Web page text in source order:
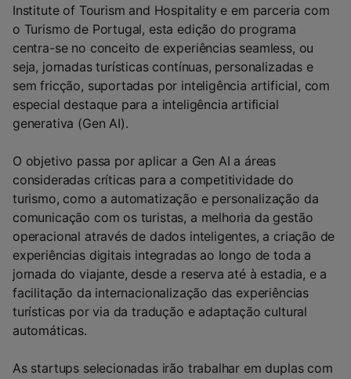
Institute of Tourism and Hospitality e em parceria com
o Turismo de Portugal, esta edição do programa
centra-se no conceito de experiências seamless, ou
seja, jornadas turísticas contínuas, personalizadas e
sem fricção, suportadas por inteligência artificial, com
especial destaque para a inteligência artificial
generativa (Gen AI).
O objetivo passa por aplicar a Gen AI a áreas
consideradas críticas para a competitividade do
turismo, como a automatização e personalização da
comunicação com os turistas, a melhoria da gestão
operacional através de dados inteligentes, a criação de
experiências digitais integradas ao longo de toda a
jornada do viajante, desde a reserva até à estadia, e a
facilitação da internacionalização das experiências
turísticas por via da tradução e adaptação cultural
automáticas.
As startups selecionadas irão trabalhar em duplas com